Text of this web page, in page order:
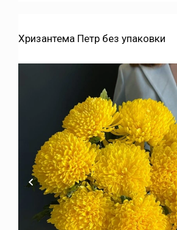
Хризантема Петр без упаковки